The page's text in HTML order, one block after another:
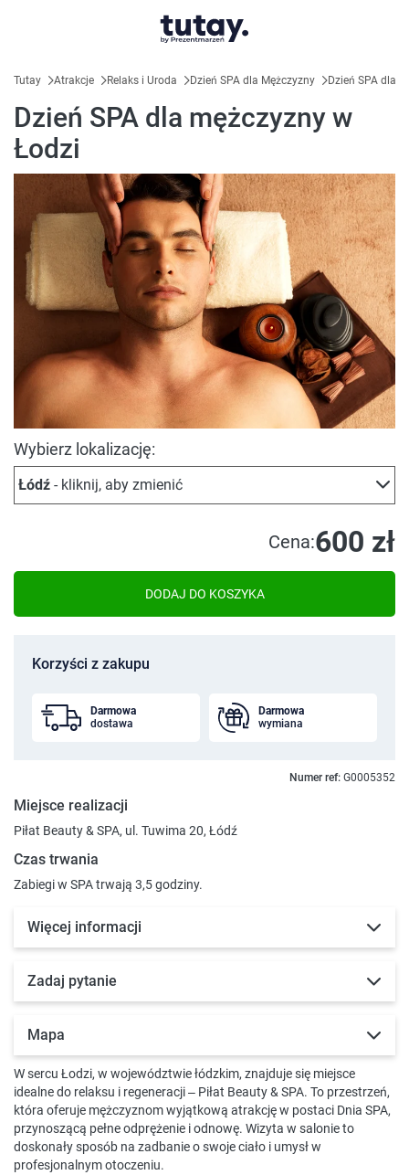
Tutay Atrakcje Relaks i Uroda Dzień SPA dla Mężczyzny Dzień SPA dla
Dzień SPA dla mężczyzny w
Łodzi
Wybierz lokalizację:
Łódź - kliknij, aby zmienić
Cena:600 zł
DODAJ DO KOSZYKA
Korzyści z zakupu
Darmowa
dostawa
Darmowa
wymiana
Numer ref: G0005352
Miejsce realizacji
Piłat Beauty & SPA, ul. Tuwima 20, Łódź
Czas trwania
Zabiegi w SPA trwają 3,5 godziny.
Więcej informacji
Zadaj pytanie
Mapa
W sercu Łodzi, w województwie łódzkim, znajduje się miejsce
idealne do relaksu i regeneracji – Piłat Beauty & SPA. To przestrzeń,
która oferuje mężczyznom wyjątkową atrakcję w postaci Dnia SPA,
przynoszącą pełne odprężenie i odnowę. Wizyta w salonie to
doskonały sposób na zadbanie o swoje ciało i umysł w
profesjonalnym otoczeniu.